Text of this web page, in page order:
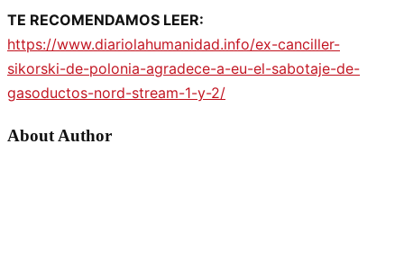
TE RECOMENDAMOS LEER:
https://www.diariolahumanidad.info/ex-canciller-
sikorski-de-polonia-agradece-a-eu-el-sabotaje-de-
gasoductos-nord-stream-1-y-2/
About Author